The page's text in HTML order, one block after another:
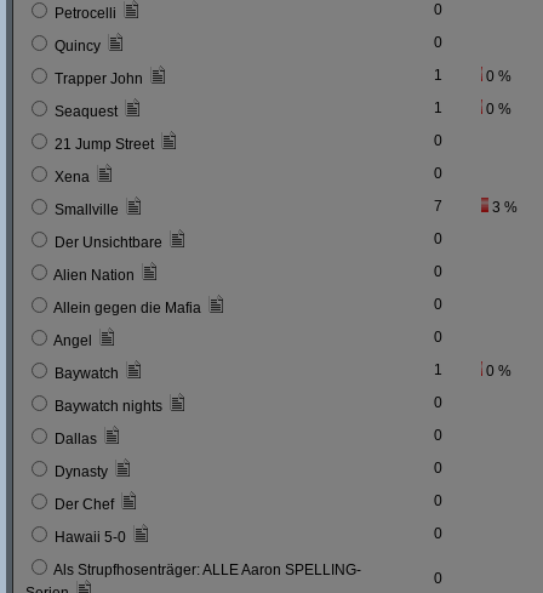
Petrocelli 0
Quincy 0
Trapper John 1 0 %
Seaquest 1 0 %
21 Jump Street 0
Xena 0
Smallville 7 3 %
Der Unsichtbare 0
Alien Nation 0
Allein gegen die Mafia 0
Angel 0
Baywatch 1 0 %
Baywatch nights 0
Dallas 0
Dynasty 0
Der Chef 0
Hawaii 5-0 0
Als Strupfhosenträger: ALLE Aaron SPELLING-
0